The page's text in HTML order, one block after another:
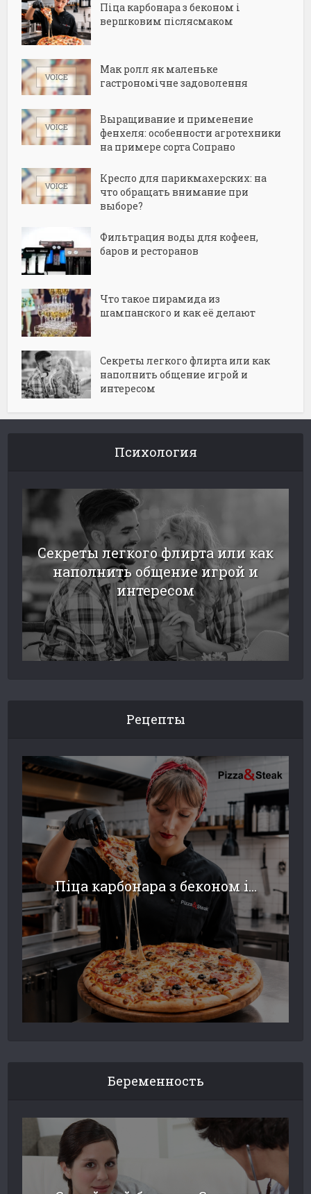
Піца карбонара з беконом і
вершковим післясмаком
Мак ролл як маленьке
гастрономічне задоволення
Выращивание и применение
фенхеля: особенности агротехники
на примере сорта Сопрано
Кресло для парикмахерских: на
что обращать внимание при
выборе?
Фильтрация воды для кофеен,
баров и ресторанов
Что такое пирамида из
шампанского и как её делают
Секреты легкого флирта или как
наполнить общение игрой и
интересом
Психология
Секреты легкого флирта или как
наполнить общение игрой и
интересом
Рецепты
Піца карбонара з беконом і...
Беременность